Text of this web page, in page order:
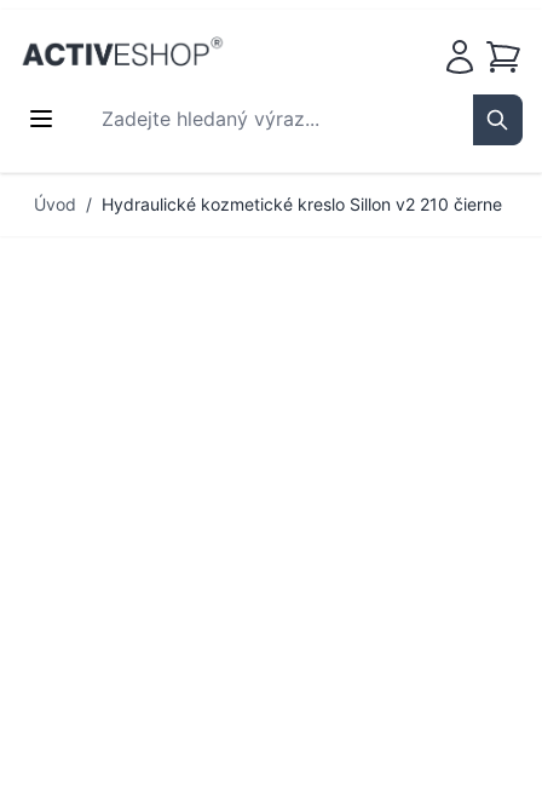
Zadejte hledaný výraz...
Košík
Úvod / Hydraulické kozmetické kreslo Sillon v2 210 čierne